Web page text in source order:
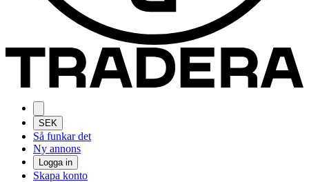
SEK
Så funkar det
Ny annons
Logga in
Skapa konto